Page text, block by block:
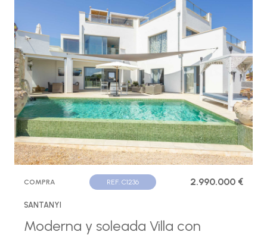
COMPRA REF. C1236 2.990.000 €
SANTANYI
Moderna y soleada Villa con